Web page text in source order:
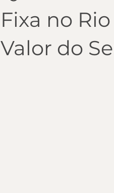
Fixa no
Valor do